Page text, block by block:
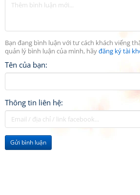
Bạn đang bình luận với tư cách khách viếng
quản lý bình luận của mình, hãyđăng ký tài
Tên của bạn:
Thông tin liên hệ:
Gửi bình luận